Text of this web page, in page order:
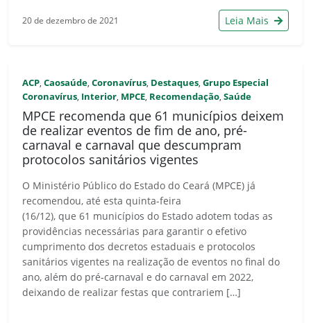
20 de dezembro de 2021 Leia Mais
ACP, Caosaúde, Coronavírus, Destaques, Grupo Especial
Coronavírus, Interior, MPCE, Recomendação, Saúde
MPCE recomenda que 61 municípios deixem
de realizar eventos de fim de ano, pré-
carnaval e carnaval que descumpram
protocolos sanitários vigentes
O Ministério Público do Estado do Ceará (MPCE) já
recomendou, até esta quinta-feira
(16/12), que 61 municípios do Estado adotem todas as
providências necessárias para garantir o efetivo
cumprimento dos decretos estaduais e protocolos
sanitários vigentes na realização de eventos no final do
ano, além do pré-carnaval e do carnaval em 2022,
deixando de realizar festas que contrariem […]